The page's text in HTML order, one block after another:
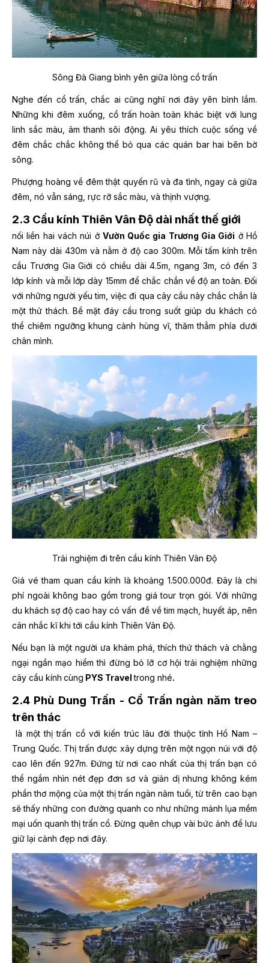
Sông Đà Giang bình yên giữa lòng cổ trấn
Nghe đến cổ trấn, chắc ai cũng nghĩ nơi đây yên bình lắm.
Những khi đêm xuống, cổ trấn hoàn toàn khác biệt với lung
linh sắc màu, âm thanh sôi động. Ai yêu thích cuộc sống về
đêm chắc chắc không thể bỏ qua các quán bar hai bên bờ
sông.
Phượng hoàng về đêm thật quyến rũ và đa tình, ngay cả giữa
đêm, nó vẫn sáng, rực rỡ sắc màu, và thịnh vượng.
2.3 Cầu kính Thiên Vân Độ dài nhất thế giới
nối liền hai vách núi ở Vườn Quốc gia Trương Gia Giới ở Hồ
Nam này dài 430m và nằm ở độ cao 300m. Mỗi tấm kính trên
cầu Trương Gia Giới có chiều dài 4.5m, ngang 3m, có đến 3
lớp kính và mỗi lớp dày 15mm để chắc chắn về độ an toàn. Đối
với những người yếu tim, việc đi qua cây cầu này chắc chắn là
một thử thách. Bề mặt đáy cầu trong suốt giúp du khách có
thể chiêm ngưỡng khung cảnh hùng vĩ, thăm thẳm phía dưới
chân mình.
Trải nghiệm đi trên cầu kính Thiên Vân Độ
Giá vé tham quan cầu kính là khoảng 1.500.000đ. Đây là chi
phí ngoài không bao gồm trong giá tour trọn gói. Với những
du khách sợ độ cao hay có vấn đề về tim mạch, huyết áp, nên
cân nhắc kĩ khi tới cầu kính Thiên Vân Độ.
Nếu bạn là một người ưa khám phá, thích thử thách và chằng
ngại ngần mạo hiểm thì đừng bỏ lỡ cơ hội trải nghiệm những
cây cầu kính cùng PYS Traveltrong nhé.
2.4 Phù Dung Trấn - Cổ Trấn ngàn năm treo
trên thác
là một thị trấn cổ với kiến trúc lâu đời thuộc tỉnh Hồ Nam –
Trung Quốc. Thị trấn được xây dựng trên một ngọn núi với độ
cao lên đến 927m. Đứng từ nơi cao nhất của thị trấn bạn có
thể ngắm nhìn nét đẹp đơn sơ và giản dị nhưng không kém
phần thơ mộng của một thị trấn ngàn năm tuổi, từ trên cao bạn
sẽ thấy những con đường quanh co như những mảnh lụa mềm
mại uốn quanh thị trấn cổ. Đừng quên chụp vài bức ảnh để lưu
giữ lại cảnh đẹp nơi đây.